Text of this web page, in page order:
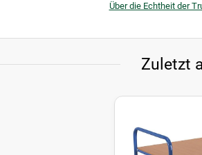
Über die Echtheit der
Zuletzt